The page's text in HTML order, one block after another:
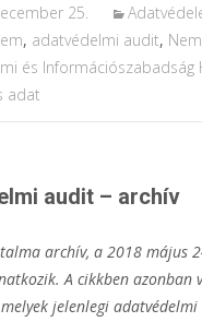
25.
, adatvédelmi audit,
és Információszabadság
adat
audit – archív
archív, a 2018 május
A cikkben azonban
jelenlegi